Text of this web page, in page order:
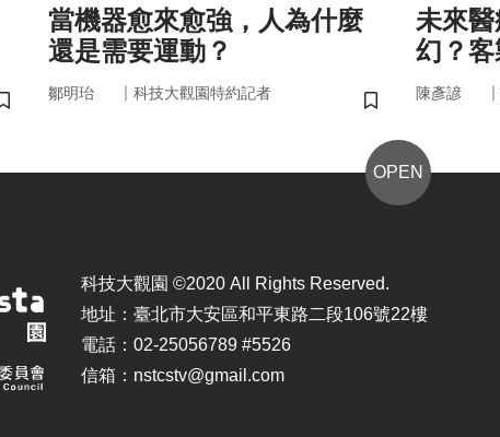
儲存書籤
當機器愈來愈強，人為什麼
還是需要運動？
鄒明珆 ｜ 科技大觀園特約記者
儲存書籤
未來
幻？
實世界
陳彥諺 ｜
OPEN
科技大觀園 ©2020 All Rights Reserved.
地址：臺北市大安區和平東路二段106號22樓
電話：02-25056789 #5526
信箱：nstcstv@gmail.com